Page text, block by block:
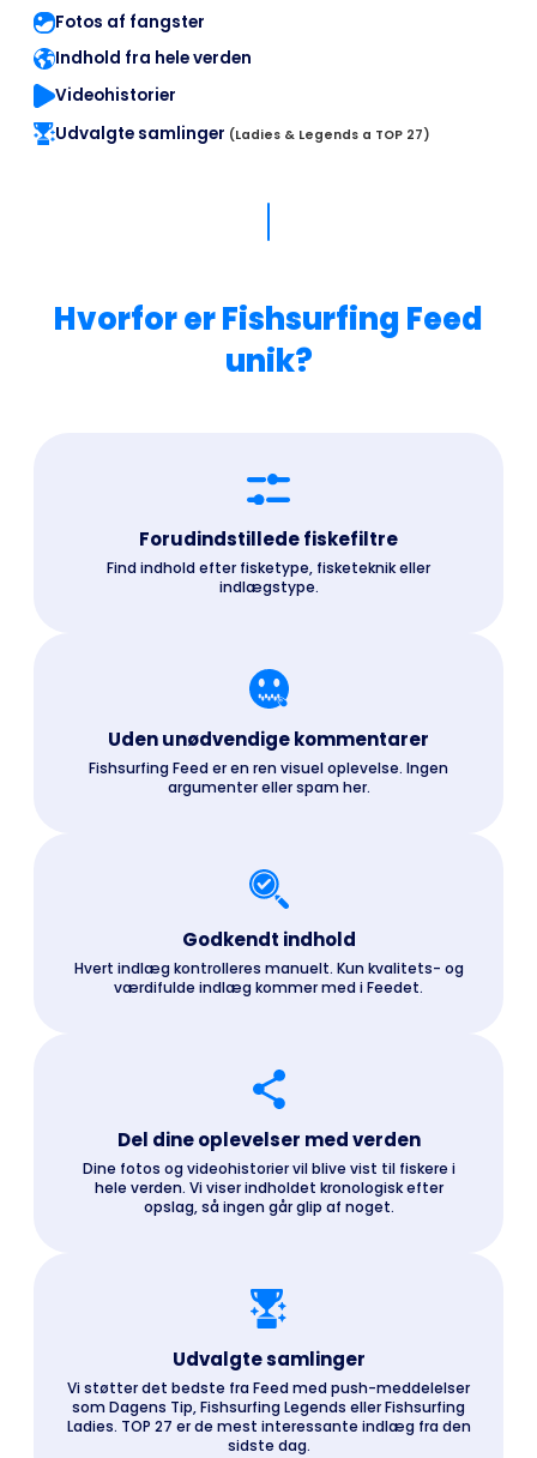
Fotos af fangster
Indhold fra hele verden
Videohistorier
Udvalgte samlinger (Ladies & Legends a TOP 27)
Hvorfor er Fishsurfing Feed
unik?
Forudindstillede fiskefiltre
Find indhold efter fisketype, fisketeknik eller
indlægstype.
Uden unødvendige kommentarer
Fishsurfing Feed er en ren visuel oplevelse. Ingen
argumenter eller spam her.
Godkendt indhold
Hvert indlæg kontrolleres manuelt. Kun kvalitets- og
værdifulde indlæg kommer med i Feedet.
Del dine oplevelser med verden
Dine fotos og videohistorier vil blive vist til fiskere i
hele verden. Vi viser indholdet kronologisk efter
opslag, så ingen går glip af noget.
Udvalgte samlinger
Vi støtter det bedste fra Feed med push-meddelelser
som Dagens Tip, Fishsurfing Legends eller Fishsurfing
Ladies. TOP 27 er de mest interessante indlæg fra den
sidste dag.